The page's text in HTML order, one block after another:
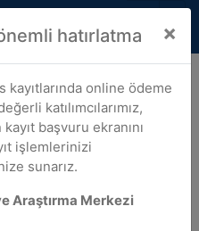
Dil Seçiniz
İş
Bahar
Kurslarımız
hatırlatma ×
kayıtlarında online ödeme
katılımcılarımız,
başvuru ekranını
işlemlerinizi
sunarız.
Araştırma Merkezi